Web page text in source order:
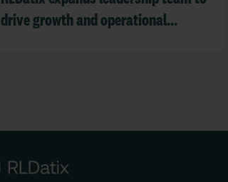
drive growth and operational